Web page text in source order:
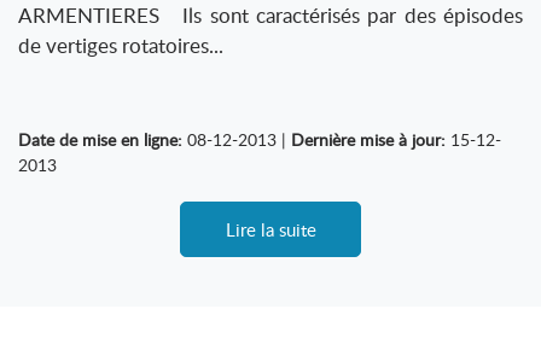
ARMENTIERES Ils sont caractérisés par des épisodes
de vertiges rotatoires...
Date de mise en ligne: 08-12-2013 | Dernière mise à jour: 15-12-
2013
Lire la suite